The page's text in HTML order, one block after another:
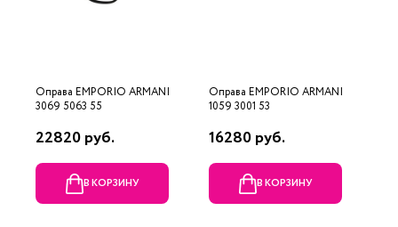
Оправа EMPORIO ARMANI
3069 5063 55
22820 руб.
В КОРЗИНУ
Оправа EMPORIO ARMANI
1059 3001 53
16280 руб.
В КОРЗИНУ